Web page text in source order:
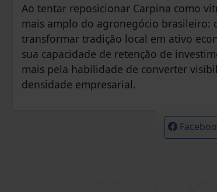
Ao tentar reposicionar Carpina como
mais amplo do agronegócio brasileiro:
transformar tradição local em ativo
sua capacidade de retenção de
mais pela habilidade de converter
densidade empresarial.